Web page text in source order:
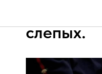
13
слепых.